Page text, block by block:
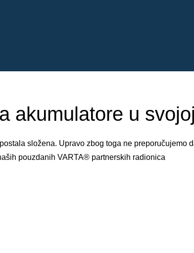
akumulatore u
složena. Upravo zbog toga ne preporučujemo
pouzdanih VARTA® partnerskih radionica